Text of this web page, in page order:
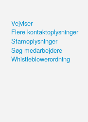
Vejviser
Flere kontaktoplysninger
Stamoplysninger
Søg medarbejdere
Whistleblowerordning